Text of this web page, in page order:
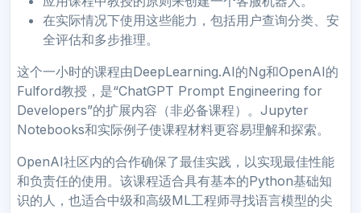
在实际情况下使用这些能力，包括用户查询分类、安
全评估和多步推理。
这个一小时的课程由DeepLearning.AI的Ng和OpenAI的
Fulford教授，是“ChatGPT Prompt Engineering for
Developers”的扩展内容（非必备课程）。Jupyter
Notebooks和实际例子使课程材料更容易理解和探索。
OpenAI社区内的合作确保了最佳实践，以实现最佳性能
和负责任的使用。该课程适合具有基本的Python基础知
识的人，也适合中级和高级ML工程师寻找语言模型的尖